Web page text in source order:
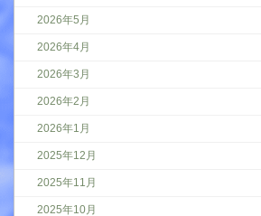
2026年5月
2026年4月
2026年3月
2026年2月
2026年1月
2025年12月
2025年11月
2025年10月